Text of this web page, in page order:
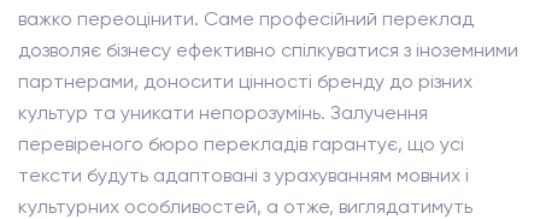
важко переоцінити. Саме професійний переклад
дозволяє бізнесу ефективно спілкуватися з іноземними
партнерами, доносити цінності бренду до різних
культур та уникати непорозумінь. Залучення
перевіреного бюро перекладів гарантує, що усі
тексти будуть адаптовані з урахуванням мовних і
культурних особливостей, а отже, виглядатимуть